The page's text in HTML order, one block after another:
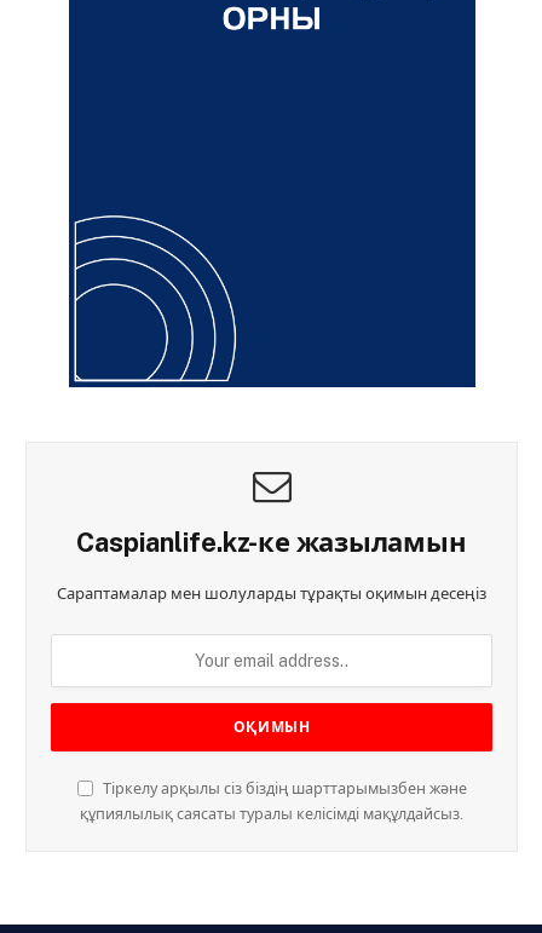
Caspianlife.kz-ке жазыламын
Сараптамалар мен шолуларды тұрақты оқимын десеңіз
Тіркелу арқылы сіз біздің шарттарымызбен және
құпиялылық саясаты туралы келісімді мақұлдайсыз.